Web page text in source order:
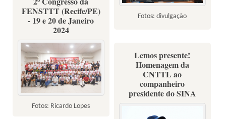
Fotos: divulgação
FENSTTT (Recife/PE)
- 19 e 20 de Janeiro
2024
Fotos: Ricardo Lopes
Lemos presente!
Homenagem da
CNTTL ao
companheiro
presidente do SINA